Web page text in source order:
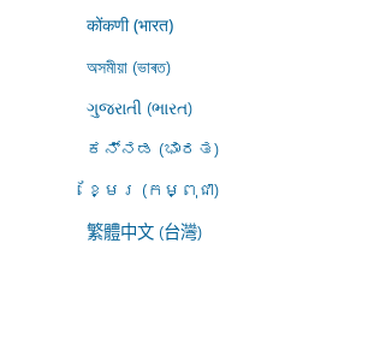
कोंकणी (भारत)
অসমীয়া (ভাৰত)
ગુજરાતી (ભારત)
ಕನ್ನಡ (ಭಾರತ)
ខ្មែរ (កម្ពុជា)
繁體中文 (台灣)